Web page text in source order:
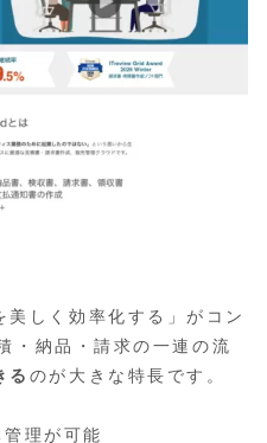
美しく効率化する」がコン
・納品・請求の一連の流
る のが大きな特長です。
理が可能